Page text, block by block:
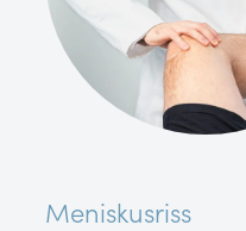
Meniskusriss